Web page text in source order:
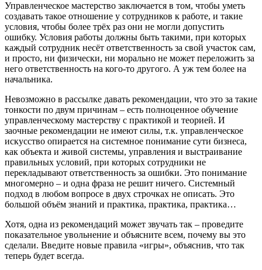
Управленческое мастерство заключается в том, чтобы уметь
создавать такое отношение у сотрудников к работе, и такие
условия, чтобы более трёх раз они не могли допустить
ошибку. Условия работы должны быть такими, при которых
каждый сотрудник несёт ответственность за свой участок сам,
и просто, ни физически, ни морально не может переложить за
него ответственность на кого-то другого. А уж тем более на
начальника.
Невозможно в рассылке давать рекомендации, что это за такие
тонкости по двум причинам – есть полноценное обучение
управленческому мастерству с практикой и теорией. И
заочные рекомендации не имеют силы, т.к. управленческое
искусство опирается на системное понимание сути бизнеса,
как объекта и живой системы, управления и выстраивание
правильных условий, при которых сотрудники не
перекладывают ответственность за ошибки. Это понимание
многомерно – и одна фраза не решит ничего. Системный
подход в любом вопросе в двух строчках не описать. Это
большой объём знаний и практика, практика, практика…
Хотя, одна из рекомендаций может звучать так – проведите
показательное увольнение и объясните всем, почему вы это
сделали. Введите новые правила «игры», объяснив, что так
теперь будет всегда.